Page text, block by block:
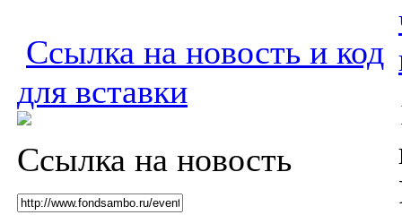
Ссылка на новость и код
для вставки
Ссылка на новость